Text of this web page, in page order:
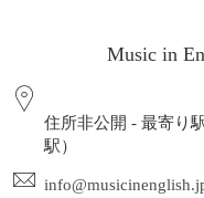
Music in
住所非公開 - 最寄り
駅）